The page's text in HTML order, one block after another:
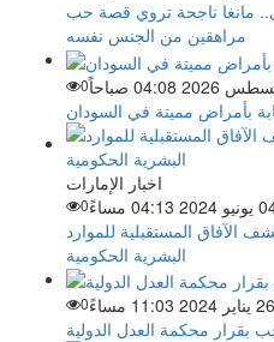
مانغا ناجحة تروي قصة حب
مراهقين من الجنس نفسه
0
بأمراض مميتة في السودان
اخبار الإمارات
0
الآفاق المستقبلية للموارد
البشرية الحكومية
0
بقرار محكمة العدل الدولية